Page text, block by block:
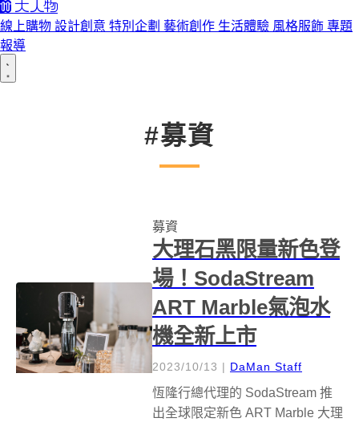
線上購物 設計創意 特別企劃 藝術創作 生活體驗 風格服飾 專題
報導
#募資
募資
大理石黑限量新色登
場！SodaStream
ART Marble氣泡水
機全新上市
2023/10/13 | DaMan Staff
恆隆行總代理的 SodaStream 推
出全球限定新色 ART Marble 大理